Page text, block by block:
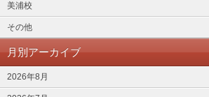
美浦校
その他
月別アーカイブ
2026年8月